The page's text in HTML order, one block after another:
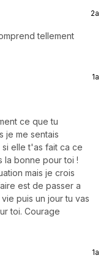
2a
tellement
1a
ce que tu
je me sentais
si elle t'as fait ca ce
la bonne pour toi !
mais je crois
est de passer a
puis un jour tu vas
toi. Courage
1a